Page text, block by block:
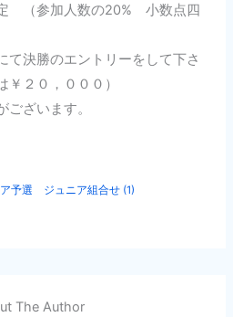
（参加人数の20% 小数点四
て決勝のエントリーをして下さ
２０，０００）
ございます。
予選 ジュニア組合せ (1)
The Author